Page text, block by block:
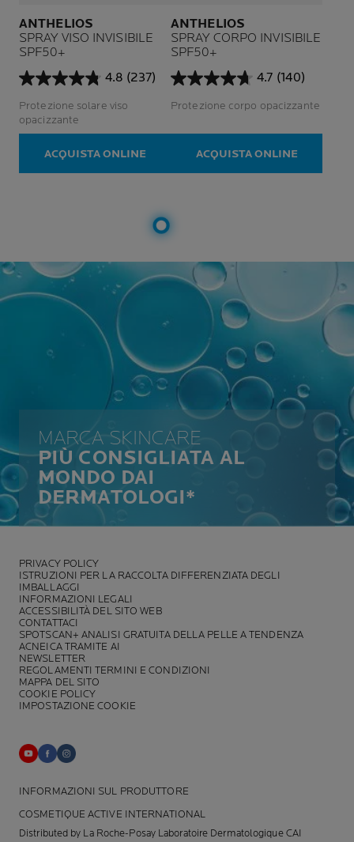
ANTHELIOS
SPRAY VISO INVISIBILE
SPF50+
4.8 (237)
4.8
su
5
stelle.
recensioni
Protezione solare viso
opacizzante
ACQUISTA ONLINE
ANTHELIOS
SPRAY CORPO INVISIBILE
SPF50+
4.7 (140)
4.7
su
stelle.
recensioni
Protezione corpo opacizzante
ACQUISTA ONLINE
MARCA SKINCARE
PIÙ CONSIGLIATA AL
MONDO DAI
DERMATOLOGI*
PRIVACY POLICY
ISTRUZIONI PER LA RACCOLTA DIFFERENZIATA DEGLI
IMBALLAGGI
INFORMAZIONI LEGALI
ACCESSIBILITÀ DEL SITO WEB
CONTATTACI
SPOTSCAN+ ANALISI GRATUITA DELLA PELLE A TENDENZA
ACNEICA TRAMITE AI
NEWSLETTER
REGOLAMENTI TERMINI E CONDIZIONI
MAPPA DEL SITO
COOKIE POLICY
IMPOSTAZIONE COOKIE
INFORMAZIONI SUL PRODUTTORE
COSMETIQUE ACTIVE INTERNATIONAL
Distributed by La Roche-Posay Laboratoire Dermatologique CAI